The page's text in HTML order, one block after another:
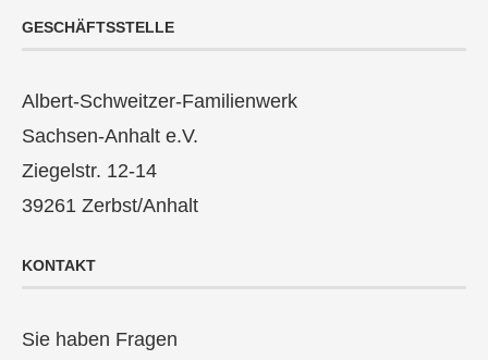
GESCHÄFTSSTELLE
Albert-Schweitzer-Familienwerk
Sachsen-Anhalt e.V.
Ziegelstr. 12-14
39261 Zerbst/Anhalt
KONTAKT
Sie haben Fragen